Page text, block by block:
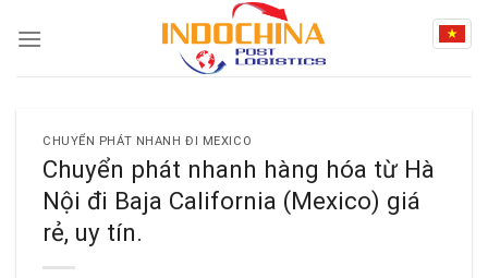
CHUYỂN PHÁT NHANH ĐI MEXICO
Chuyển phát nhanh hàng hóa từ Hà
Nội đi Baja California (Mexico) giá
rẻ, uy tín.